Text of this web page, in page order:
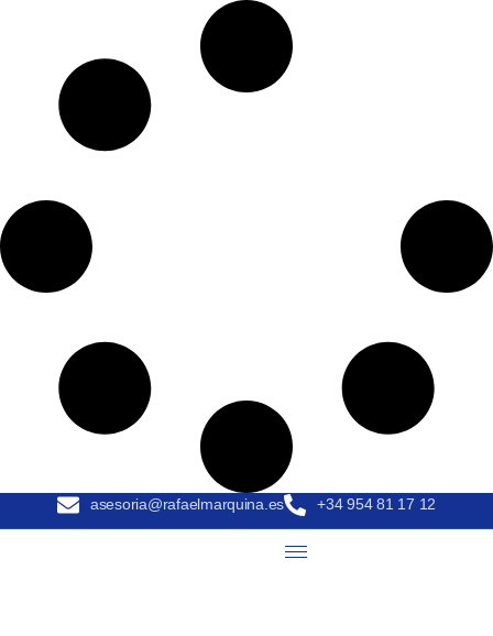
asesoria@rafaelmarquina.es +34 954 81 17 12